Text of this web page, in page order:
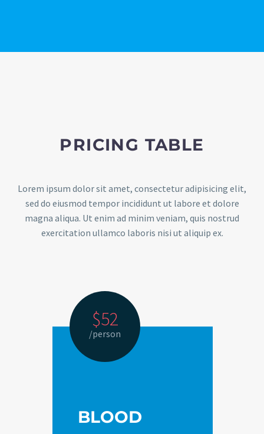
PRICING TABLE
Lorem ipsum dolor sit amet, consectetur adipisicing elit,
sed do eiusmod tempor incididunt ut labore et dolore
magna aliqua. Ut enim ad minim veniam, quis nostrud
exercitation ullamco laboris nisi ut aliquip ex.
BLOOD
$52
/person